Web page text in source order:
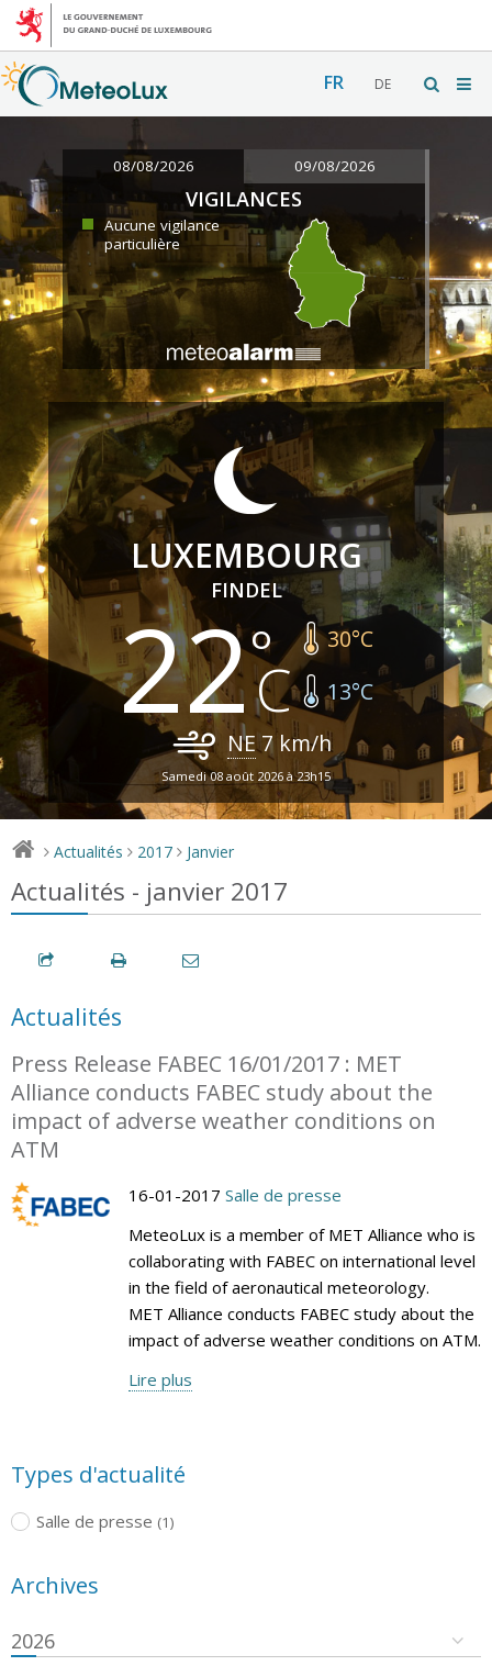
FR DE
08/08/2026 09/08/2026
VIGILANCES
Aucune vigilance
particulière
LUXEMBOURG
FINDEL
22 30°C
13°C
NE7 km/h
Samedi 08 août 2026 à 23h15
> Actualités > 2017 > Janvier
Actualités - janvier 2017
Actualités
Press Release FABEC 16/01/2017 : MET
Alliance conducts FABEC study about the
impact of adverse weather conditions on
ATM
16-01-2017 Salle de presse
MeteoLux is a member of MET Alliance who is
collaborating with FABEC on international level
in the field of aeronautical meteorology.
MET Alliance conducts FABEC study about the
impact of adverse weather conditions on ATM.
Lire plus
Types d'actualité
Salle de presse (1)
Archives
2026